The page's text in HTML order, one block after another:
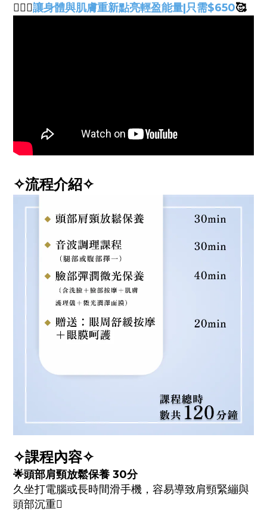
🧏🏻‍♀️讓身體與肌膚重新點亮輕盈能量|只需$650🥰
✧流程介紹✧
✧課程內容✧
🌟頭部肩頸放鬆保養 30分
久坐打電腦或長時間滑手機，容易導致肩頸緊繃與
頭部沉重🫩